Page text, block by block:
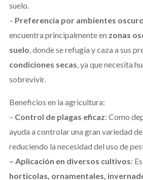
suelo.
– Preferencia por ambientes
encuentra principalmente en zonas
suelo, donde se refugia y caza a sus
condiciones secas, ya que necesita
sobrevivir.
Beneficios en la agricultura:
– Control de plagas eficaz: Como
ayuda a controlar una gran variedad
reduciendo la necesidad del uso de
– Aplicación en diversos cultivos:
hortícolas, ornamentales,